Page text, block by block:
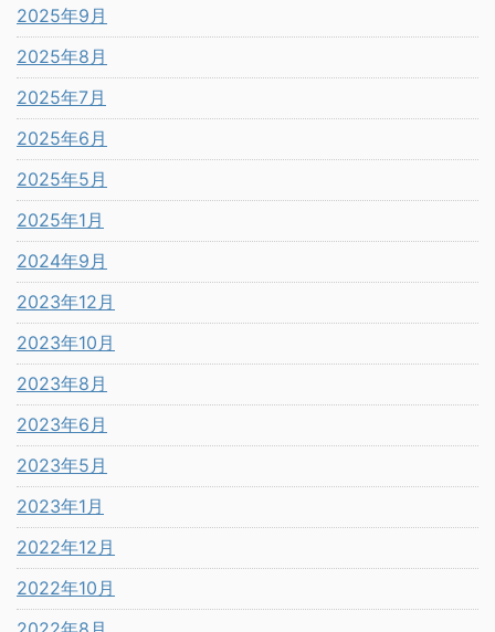
2025年9月
2025年8月
2025年7月
2025年6月
2025年5月
2025年1月
2024年9月
2023年12月
2023年10月
2023年8月
2023年6月
2023年5月
2023年1月
2022年12月
2022年10月